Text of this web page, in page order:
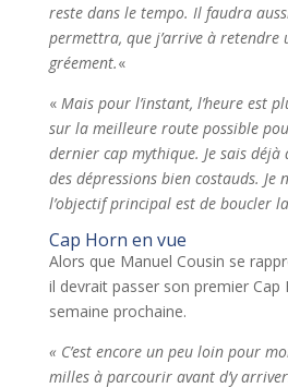
reste dans le tempo. Il faudra
permettra, que j’arrive à retendre
gréement.«
« Mais pour l’instant, l’heure est
sur la meilleure route possible
dernier cap mythique. Je sais
des dépressions bien costauds. Je
l’objectif principal est de boucler
Cap Horn en vue
Alors que Manuel Cousin se
il devrait passer son premier Cap
semaine prochaine.
« C’est encore un peu loin pour
milles à parcourir avant d’y